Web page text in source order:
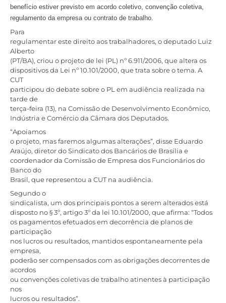
benefício estiver previsto em acordo coletivo, convenção coletiva,
regulamento da empresa ou contrato de trabalho.
Para
regulamentar este direito aos trabalhadores, o deputado Luiz
Alberto
(PT/BA), criou o projeto de lei (PL) nº 6.911/2006, que altera os
dispositivos da Lei nº 10.101/2000, que trata sobre o tema. A
CUT
participou do debate sobre o PL em audiência realizada na
tarde de
terça-feira (13), na Comissão de Desenvolvimento Econômico,
Indústria e Comércio da Câmara dos Deputados.
“Apoiamos
o projeto, mas faremos algumas alterações”, disse Eduardo
Araújo, diretor do Sindicato dos Bancários de Brasília e
coordenador da Comissão de Empresa dos Funcionários do
Banco do
Brasil, que representou a CUT na audiência.
Segundo o
sindicalista, um dos principais pontos a serem alterados está
disposto no § 3º, artigo 3º da lei 10.101/2000, que afirma: “Todos
os pagamentos efetuados em decorrência de planos de
participação
nos lucros ou resultados, mantidos espontaneamente pela
empresa,
poderão ser compensados com as obrigações decorrentes de
acordos
ou convenções coletivas de trabalho atinentes à participação
nos
lucros ou resultados”.